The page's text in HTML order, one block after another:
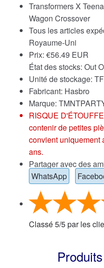
Transformers X
Wagon Crossover
Tous les articles
Royaume-Uni
Prix: €56.49 EUR
État des stocks: Out
Unité de stockage:
Fabricant: Hasbro
Marque:
RISQUE
contenir de petites
convient uniquement
ans.
Partager avec des
WhatsApp
Classé5/5par les